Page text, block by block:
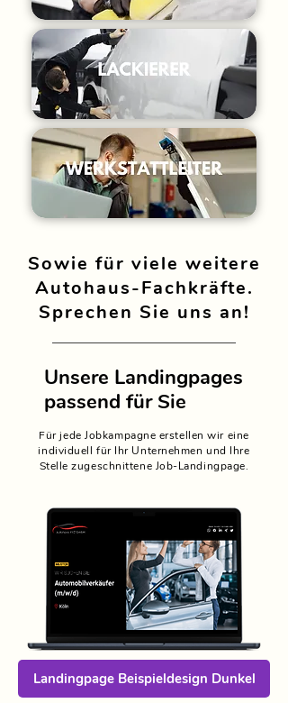
Sowie für viele weitere
Autohaus-Fachkräfte.
Sprechen Sie uns an!
Unsere Landingpages
passend für Sie
Für jede Jobkampagne erstellen wir eine
individuell für Ihr Unternehmen und Ihre
Stelle zugeschnittene Job-Landingpage.
Landingpage Beispieldesign Dunkel